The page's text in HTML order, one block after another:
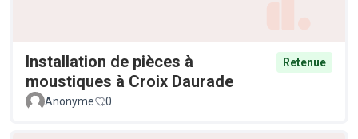
Installation de pièces à
moustiques à Croix Daurade
Retenue
Anonyme 0